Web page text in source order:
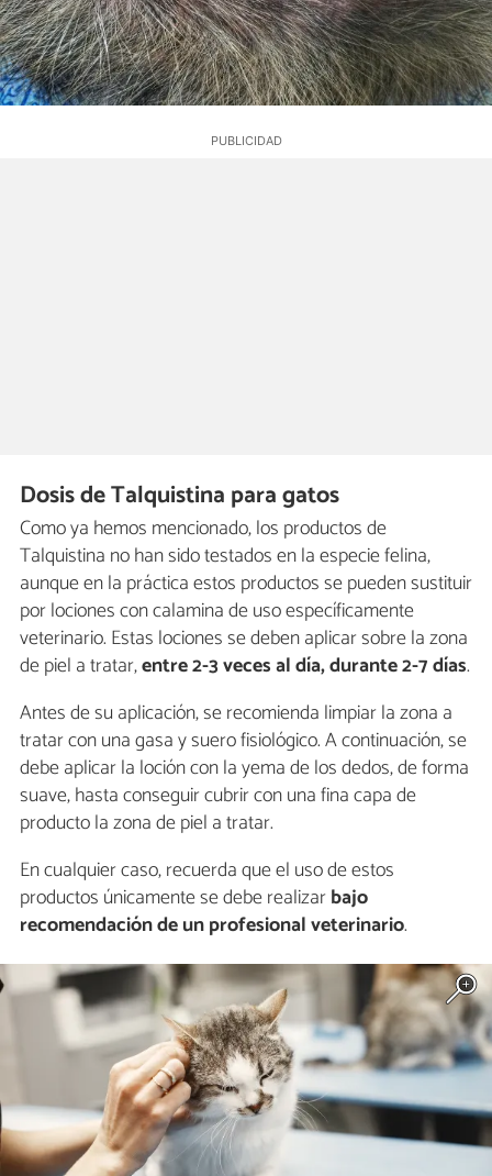
Dosis de Talquistina para gatos
Como ya hemos mencionado, los productos de
Talquistina no han sido testados en la especie felina,
aunque en la práctica estos productos se pueden sustituir
por lociones con calamina de uso específicamente
veterinario. Estas lociones se deben aplicar sobre la zona
de piel a tratar,entre 2-3 veces al día, durante 2-7 días.
Antes de su aplicación, se recomienda limpiar la zona a
tratar con una gasa y suero fisiológico. A continuación, se
debe aplicar la loción con la yema de los dedos, de forma
suave, hasta conseguir cubrir con una fina capa de
producto la zona de piel a tratar.
En cualquier caso, recuerda que el uso de estos
productos únicamente se debe realizarbajo
recomendación de un profesional veterinario.